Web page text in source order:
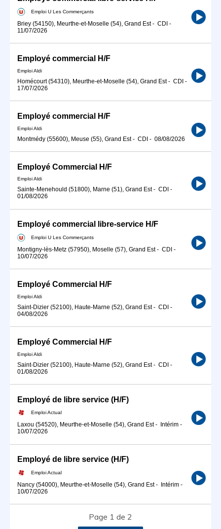
Emploi U Les Commerçants
Briey (54150), Meurthe-et-Moselle (54), Grand Est- CDI -
11/07/2026
Employé commercial H/F
Emploi Aldi
Homécourt (54310), Meurthe-et-Moselle (54), Grand Est- CDI -
17/07/2026
Employé commercial H/F
Emploi Aldi
Montmédy (55600), Meuse (55), Grand Est- CDI - 08/08/2026
Employé Commercial H/F
Emploi Aldi
Sainte-Menehould (51800), Marne (51), Grand Est- CDI -
01/08/2026
Employé commercial libre-service H/F
Emploi U Les Commerçants
Montigny-lès-Metz (57950), Moselle (57), Grand Est- CDI -
10/07/2026
Employé Commercial H/F
Emploi Aldi
Saint-Dizier (52100), Haute-Marne (52), Grand Est- CDI -
04/08/2026
Employé Commercial H/F
Emploi Aldi
Saint-Dizier (52100), Haute-Marne (52), Grand Est- CDI -
01/08/2026
Employé de libre service (H/F)
Emploi Actual
Laxou (54520), Meurthe-et-Moselle (54), Grand Est- Intérim -
10/07/2026
Employé de libre service (H/F)
Emploi Actual
Nancy (54000), Meurthe-et-Moselle (54), Grand Est- Intérim -
10/07/2026
Page 1 de 2